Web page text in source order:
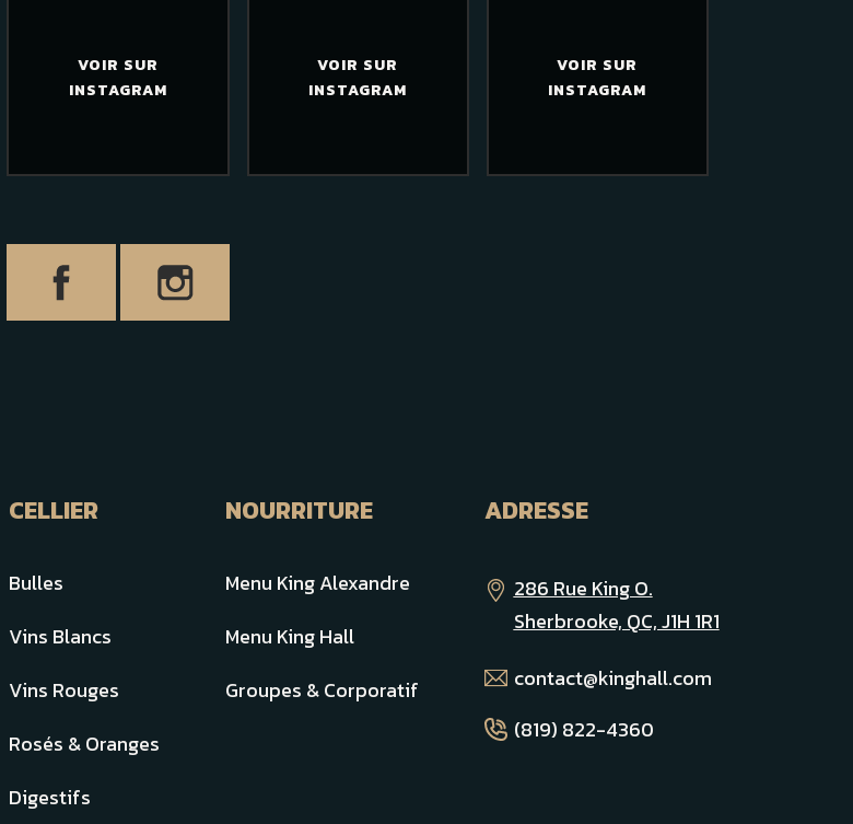
VOIR SUR
INSTAGRAM
VOIR SUR
INSTAGRAM
VOIR SUR
INSTAGRAM
CELLIER
Bulles
Vins Blancs
Vins Rouges
Rosés & Oranges
Digestifs
NOURRITURE
Menu King Alexandre
Menu King Hall
Groupes & Corporatif
ADRESSE
286 Rue King O.
Sherbrooke, QC, J1H 1R1
contact@kinghall.com
(819) 822-4360